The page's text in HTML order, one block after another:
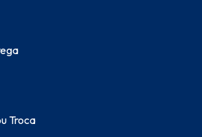
Troca